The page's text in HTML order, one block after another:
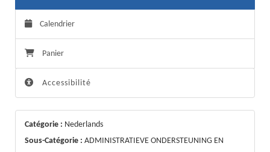
Calendrier
Panier
Accessibilité
Catégorie : Nederlands
Sous-Catégorie : ADMINISTRATIEVE ONDERSTEUNING EN